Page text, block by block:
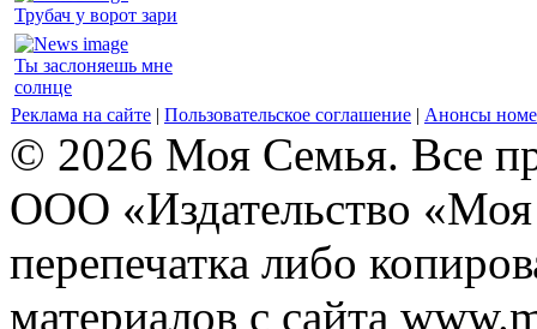
Трубач у ворот зари
Ты заслоняешь мне
солнце
Реклама на сайте | Пользовательское соглашение | Анонсы
© 2026 Моя Семья. Все
ООО «Издательство
перепечатка либо
материалов с сайта